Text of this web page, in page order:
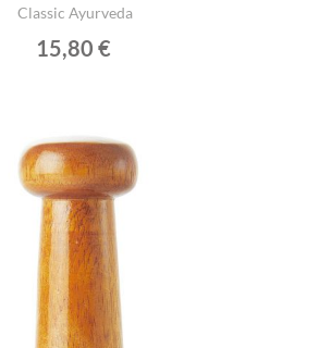
Classic Ayurveda
15,80 €